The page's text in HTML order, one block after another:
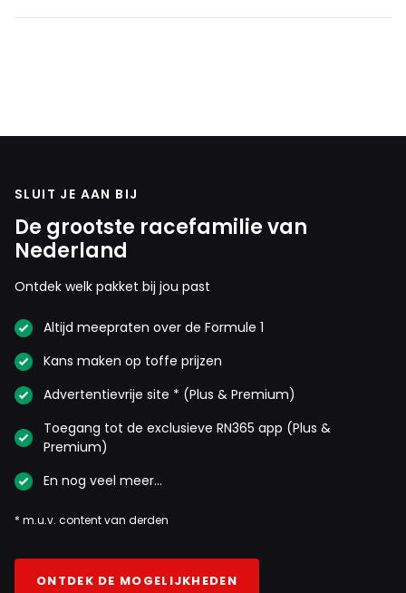
SLUIT JE AAN BIJ
De grootste racefamilie van
Nederland
Ontdek welk pakket bij jou past
Altijd meepraten over de Formule 1
Kans maken op toffe prijzen
Advertentievrije site * (Plus & Premium)
Toegang tot de exclusieve RN365 app (Plus &
Premium)
En nog veel meer…
* m.u.v. content van derden
ONTDEK DE MOGELIJKHEDEN